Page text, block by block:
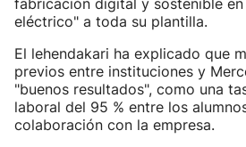
fabricación digital y sostenible
eléctrico" a toda su plantilla.
El lehendakari ha explicado que
previos entre instituciones y
"buenos resultados", como una
laboral del 95 % entre los
colaboración con la empresa.